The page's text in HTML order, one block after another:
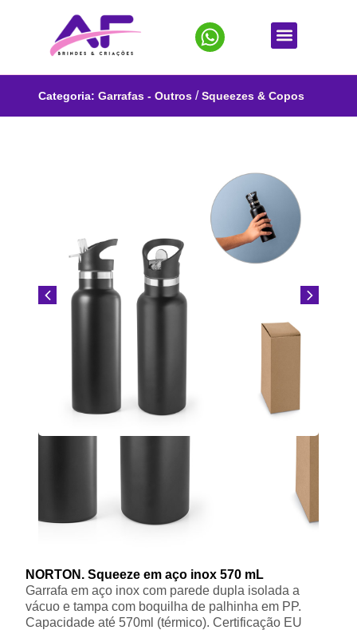
Categoria: Garrafas - Outros /Squeezes & Copos
NORTON. Squeeze em aço inox 570 mL
Garrafa em aço inox com parede dupla isolada a
vácuo e tampa com boquilha de palhinha em PP.
Capacidade até 570ml (térmico). Certificação EU